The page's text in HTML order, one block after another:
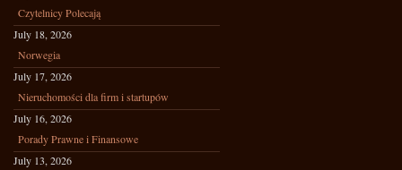
Czytelnicy Polecają
July 18, 2026
Norwegia
July 17, 2026
Nieruchomości dla firm i startupów
July 16, 2026
Porady Prawne i Finansowe
July 13, 2026